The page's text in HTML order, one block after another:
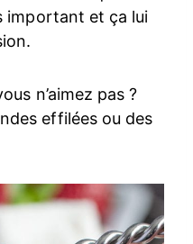
important et ça lui
n’aimez pas ?
effilées ou des